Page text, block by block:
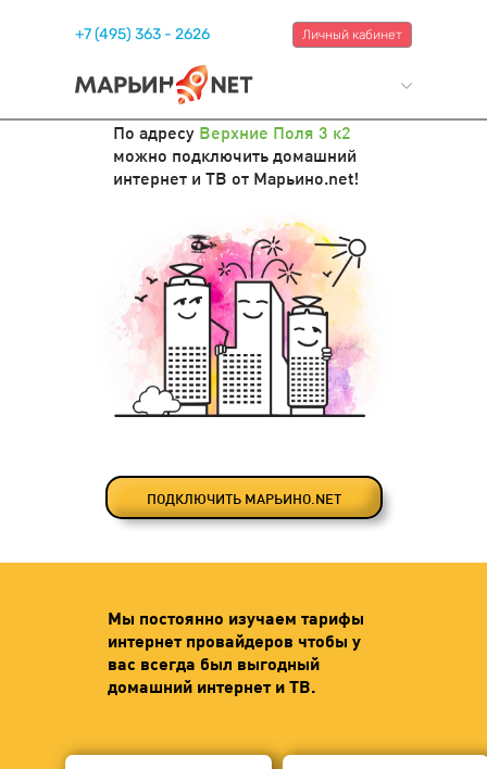
+7 (495) 363 - 2626 Личный кабинет
По адресу Верхние Поля 3 к2
можно подключить домашний
интернет и ТВ от Марьино.net!
ПОДКЛЮЧИТЬ МАРЬИНО.NET
Мы постоянно изучаем тарифы
интернет провайдеров чтобы у
вас всегда был выгодный
домашний интернет и ТВ.